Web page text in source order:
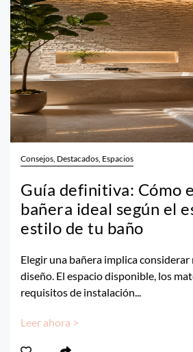
Consejos, Destacados, Espacios
Guía definitiva: Cómo
bañera ideal según el
estilo de tu baño
Elegir una bañera implica considerar
diseño. El espacio disponible, los
requisitos de instalación...
Leer ahora >